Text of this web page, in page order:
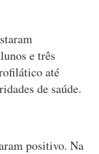
e três
até
de saúde.
positivo. Na